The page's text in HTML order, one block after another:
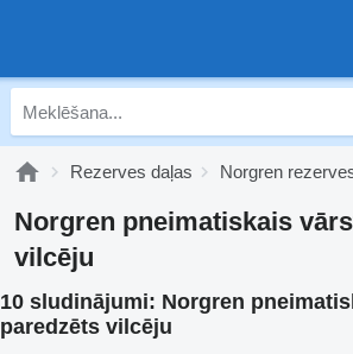
Rezerves daļas Norgren
Norgren pneimatiskais
vilcēju
10 sludinājumi: Norgren
paredzēts vilcēju